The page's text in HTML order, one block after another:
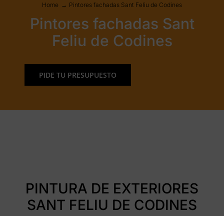
QUIÉNES SOMOS
BLOG
Presupuesto gratis
Home Pintores fachadas Sant Feliu de Codines
Pintores fachadas Sant
Feliu de Codines
PIDE TU PRESUPUESTO
PINTURA DE EXTERIORES
SANT FELIU DE CODINES